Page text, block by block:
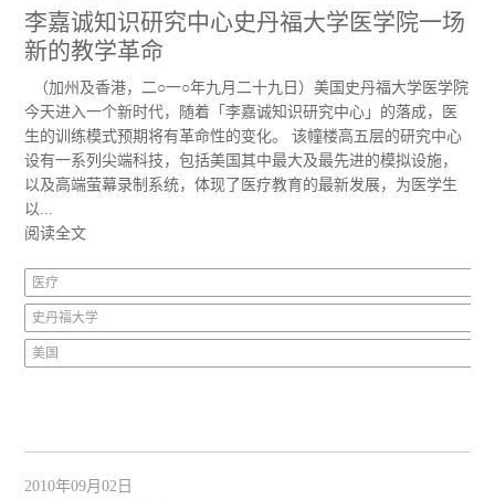
李嘉诚知识研究中心史丹福大学医学院一场
新的教学革命
（加州及香港，二○一○年九月二十九日）美国史丹福大学医学院
今天进入一个新时代，随着「李嘉诚知识研究中心」的落成，医
生的训练模式预期将有革命性的变化。 该幢楼高五层的研究中心
设有一系列尖端科技，包括美国其中最大及最先进的模拟设施，
以及高端萤幕录制系统，体现了医疗教育的最新发展，为医学生
以...
阅读全文
医疗
史丹福大学
美国
2010年09月02日